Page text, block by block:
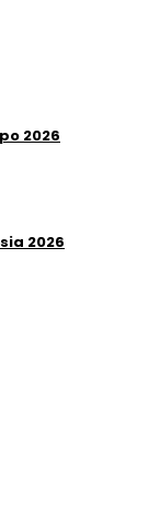
2026
2026